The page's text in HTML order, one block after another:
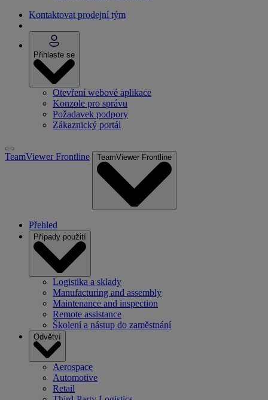
Kontaktovat prodejní tým
Přihlaste se
Otevření webové aplikace
Konzole pro správu
Požadavek podpory
Zákaznický portál
TeamViewer Frontline TeamViewer Frontline
Přehled
Případy použití
Logistika a sklady
Manufacturing and assembly
Maintenance and inspection
Remote assistance
Školení a nástup do zaměstnání
Odvětví
Aerospace
Automotive
Retail